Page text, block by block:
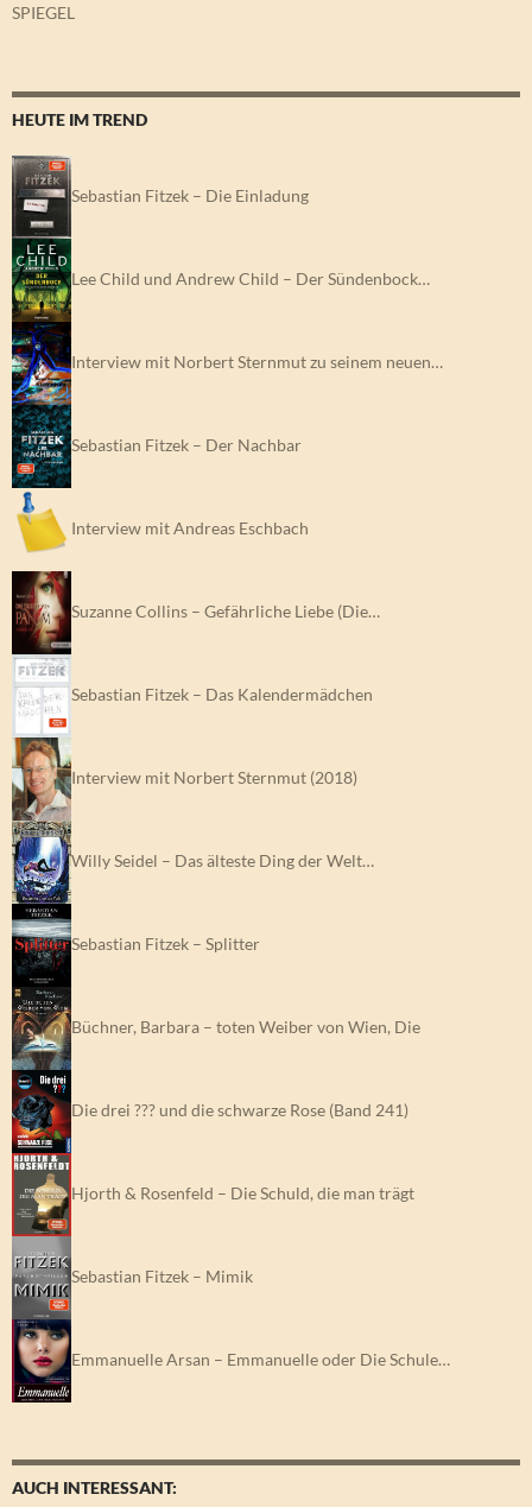
SPIEGEL
HEUTE IM TREND
Sebastian Fitzek – Die Einladung
Lee Child und Andrew Child – Der Sündenbock…
Interview mit Norbert Sternmut zu seinem neuen…
Sebastian Fitzek – Der Nachbar
Interview mit Andreas Eschbach
Suzanne Collins – Gefährliche Liebe (Die…
Sebastian Fitzek – Das Kalendermädchen
Interview mit Norbert Sternmut (2018)
Willy Seidel – Das älteste Ding der Welt…
Sebastian Fitzek – Splitter
Büchner, Barbara – toten Weiber von Wien, Die
Die drei ??? und die schwarze Rose (Band 241)
Hjorth & Rosenfeld – Die Schuld, die man trägt
Sebastian Fitzek – Mimik
Emmanuelle Arsan – Emmanuelle oder Die Schule…
AUCH INTERESSANT: